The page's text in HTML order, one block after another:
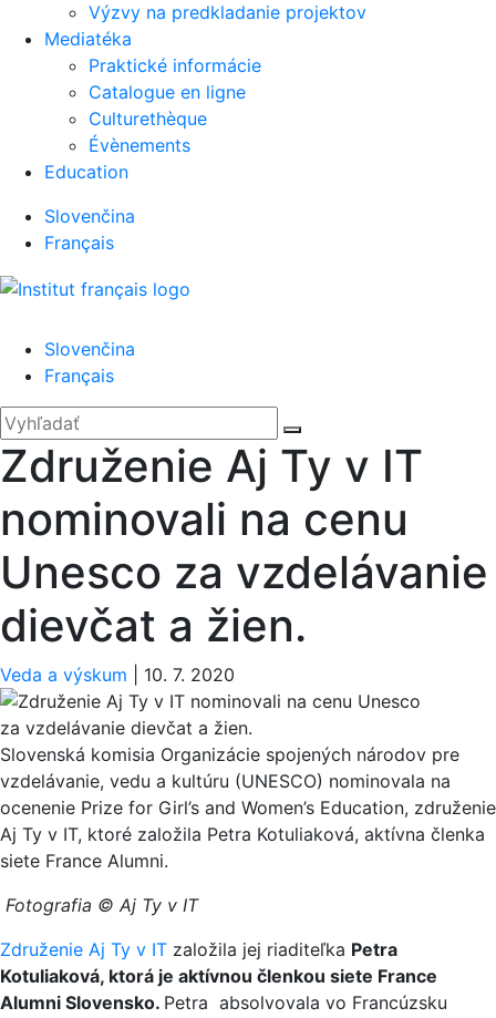
Výzvy na predkladanie projektov
Mediatéka
Praktické informácie
Catalogue en ligne
Culturethèque
Évènements
Education
Slovenčina
Français
Slovenčina
Français
'.__('Search').'
Zatvoriť
Hľadať:
Združenie Aj Ty v IT
nominovali na cenu
Unesco za vzdelávanie
dievčat a žien.
Veda a výskum 10. 7. 2020
Slovenská komisia Organizácie spojených národov pre
vzdelávanie, vedu a kultúru (UNESCO) nominovala na
ocenenie Prize for Girl’s and Women’s Education, združenie
Aj Ty v IT, ktoré založila Petra Kotuliaková, aktívna členka
siete France Alumni.
Fotografia © Aj Ty v IT
Združenie Aj Ty v IT založila jej riaditeľka Petra
Kotuliaková, ktorá je aktívnou členkou siete France
Alumni Slovensko. Petra absolvovala vo Francúzsku